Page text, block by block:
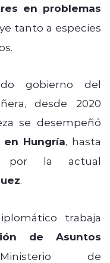
en problemas
tanto a especies
gobierno del
desde 2020
se desempeñó
Hungría, hasta
por la actual
.
trabaja
de Asuntos
de